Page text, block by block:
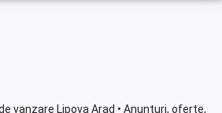
vanzare Lipova Arad • Anunturi, oferte,